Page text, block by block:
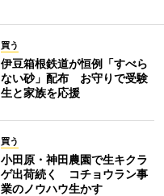
買う
伊豆箱根鉄道が恒例「すべら
ない砂」配布 お守りで受験
生と家族を応援
買う
小田原・神田農園で生キクラ
ゲ出荷続く コチョウラン事
業のノウハウ生かす